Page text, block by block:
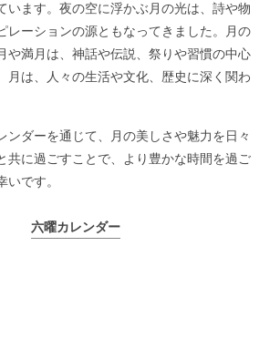
います。夜の空に浮かぶ月の光は、詩や物
レーションの源ともなってきました。月の
や満月は、神話や伝説、祭りや習慣の中心
月は、人々の生活や文化、歴史に深く関わ
ンダーを通じて、月の美しさや魅力を日々
共に過ごすことで、より豊かな時間を過ご
いです。
六曜カレンダー